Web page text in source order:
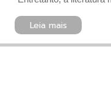
Leia mais